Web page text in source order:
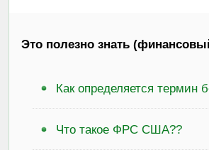
Это полезно знать
Как определяется термин
Что такое ФРС США??